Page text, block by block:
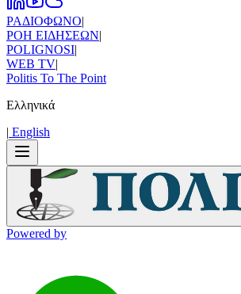
ΡΑΔΙΟΦΩΝΟ|
ΡΟΗ ΕΙΔΗΣΕΩΝ|
POLIGNOSI|
WEB TV|
Politis To The Point
Ελληνικά
| Εnglish
Powered by